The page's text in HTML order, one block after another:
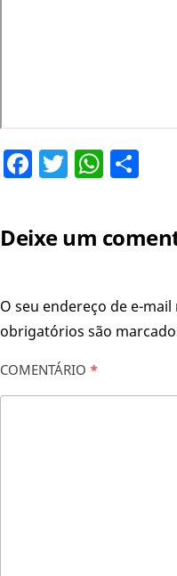
Facebook
Twitter
Deixe um
O seu endereço de e-
obrigatórios são
COMENTÁRIO *